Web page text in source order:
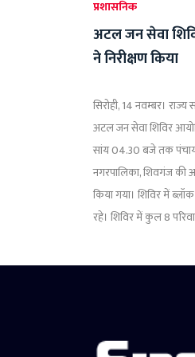
प्रशासनिक
अटल जन सेवा
ने निरीक्षण किया
सिरोही, 14 नवम्बर। राज्य
अटल जन सेवा शिविर
सांय 04.30 बजे तक
नगरपालिका, शिवगंज की
किया गया। शिविर में
रहे। शिविर में कुल 8